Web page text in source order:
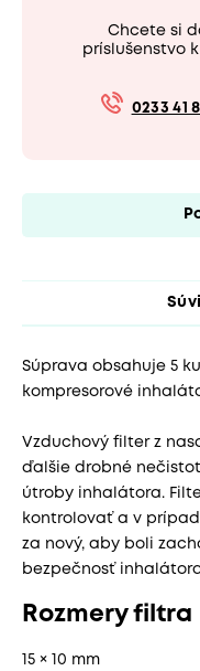
Chcete si
príslušenstvo
0233 41
Súprava obsahuje 5
kompresorové
Vzduchový filter z
ďalšie drobné
útroby inhalátora.
kontrolovať a v
za nový, aby boli
bezpečnosť
Rozmery filtra
15 × 10 mm